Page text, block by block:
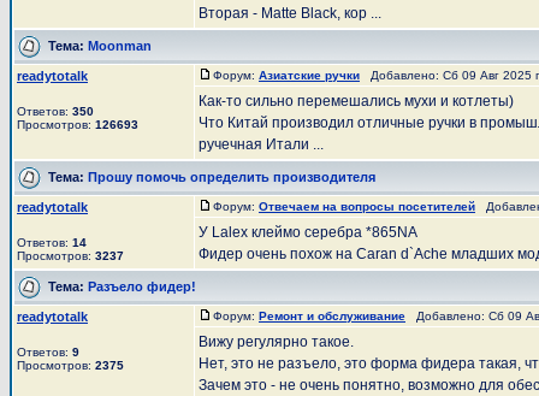
Вторая - Matte Black, кор ...
Тема: Moonman
readytotalk
Ответов: 350
Просмотров: 126693
Форум: Азиатские ручки Добавлено: Сб 09 Авг
Как-то сильно перемешались мухи и котлеты)
Что Китай производил отличные ручки в
ручечная Итали ...
Тема: Прошу помочь определить производителя
readytotalk
Ответов: 14
Просмотров: 3237
Форум: Отвечаем на вопросы посетителей
У Lalex клеймо серебра *865NA
Фидер очень похож на Caran d`Ache младших
Тема: Разъело фидер!
readytotalk
Ответов: 9
Просмотров: 2375
Форум: Ремонт и обслуживание Добавлено: Сб 09
Вижу регулярно такое.
Нет, это не разъело, это форма фидера такая,
Зачем это - не очень понятно, возможно для